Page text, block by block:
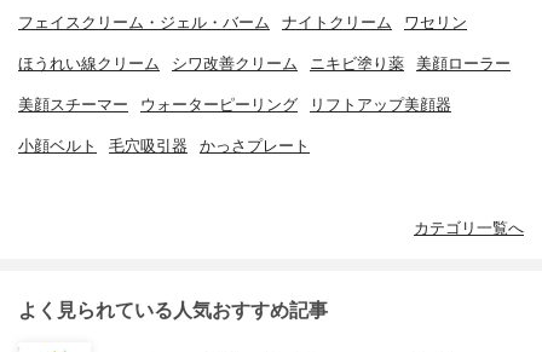
フェイスクリーム・ジェル・バーム ナイトクリーム ワセリン
ほうれい線クリーム シワ改善クリーム ニキビ塗り薬 美顔ローラー
美顔スチーマー ウォーターピーリング リフトアップ美顔器
小顔ベルト 毛穴吸引器 かっさプレート
カテゴリ一覧へ
よく見られている人気おすすめ記事